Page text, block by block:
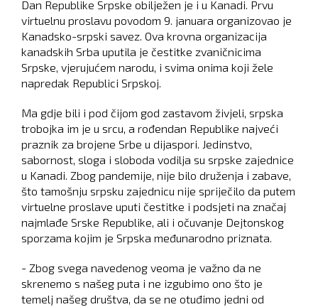
Dan Republike Srpske obilježen je i u Kanadi. Prvu
virtuelnu proslavu povodom 9. januara organizovao je
Kanadsko-srpski savez. Ova krovna organizacija
kanadskih Srba uputila je čestitke zvaničnicima
Srpske, vjerujućem narodu, i svima onima koji žele
napredak Republici Srpskoj.
Ma gdje bili i pod čijom god zastavom živjeli, srpska
trobojka im je u srcu, a rođendan Republike najveći
praznik za brojene Srbe u dijaspori. Jedinstvo,
sabornost, sloga i sloboda vodilja su srpske zajednice
u Kanadi. Zbog pandemije, nije bilo druženja i zabave,
što tamošnju srpsku zajednicu nije spriječilo da putem
virtuelne proslave uputi čestitke i podsjeti na značaj
najmlađe Srske Republike, ali i očuvanje Dejtonskog
sporzama kojim je Srpska međunarodno priznata.
- Zbog svega navedenog veoma je važno da ne
skrenemo s našeg puta i ne izgubimo ono što je
temelj našeg društva, da se ne otuđimo jedni od